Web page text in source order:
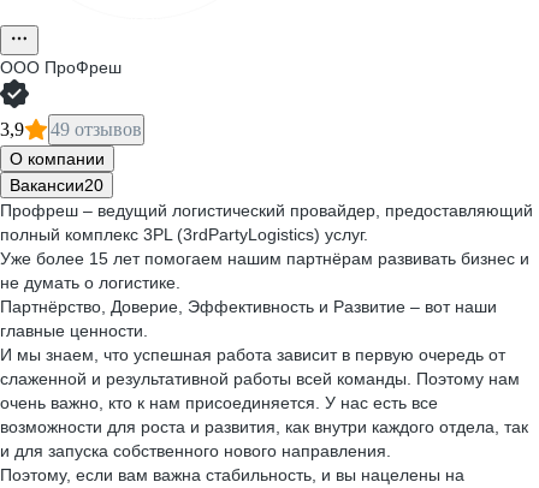
ООО ПроФреш
3,9 49 отзывов
О компании
Вакансии20
Профреш – ведущий логистический провайдер, предоставляющий
полный комплекс 3PL (3rdPartyLogistics) услуг.
Уже более 15 лет помогаем нашим партнёрам развивать бизнес и
не думать о логистике.
Партнёрство, Доверие, Эффективность и Развитие – вот наши
главные ценности.
И мы знаем, что успешная работа зависит в первую очередь от
слаженной и результативной работы всей команды. Поэтому нам
очень важно, кто к нам присоединяется. У нас есть все
возможности для роста и развития, как внутри каждого отдела, так
и для запуска собственного нового направления.
Поэтому, если вам важна стабильность, и вы нацелены на